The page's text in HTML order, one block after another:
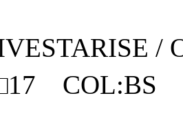
/
COL:BS